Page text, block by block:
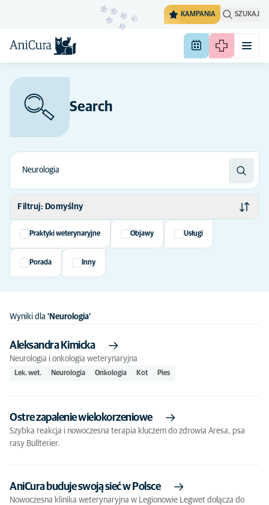
KAMPANIA SZUKAJ
Search
Filtruj: Domyślny
Domyślny
Alfabetycznie
Praktyki weterynaryjne Objawy Usługi
Porada Inny
Wyniki dla 'Neurologia'
Aleksandra Kimicka
Neurologia i onkologia weterynaryjna
Lek. wet. Neurologia Onkologia Kot Pies
Ostre zapalenie wielokorzeniowe
Szybka reakcja i nowoczesna terapia kluczem do zdrowia Aresa, psa
rasy Bullterier.
AniCura buduje swoją sieć w Polsce
Nowoczesna klinika weterynaryjna w Legionowie Legwet dołącza do